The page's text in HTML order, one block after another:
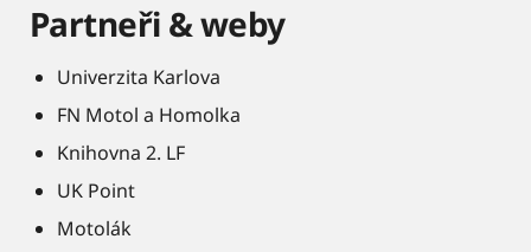
Partneři & weby
Univerzita Karlova
FN Motol a Homolka
Knihovna 2. LF
UK Point
Motolák